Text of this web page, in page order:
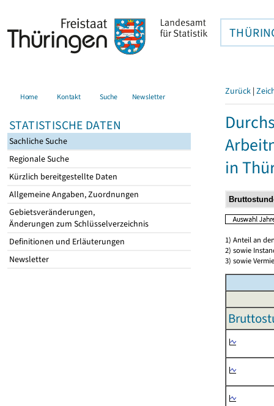
Home Kontakt Suche Newsletter
STATISTISCHE DATEN
Sachliche Suche
Regionale Suche
Kürzlich bereitgestellte Daten
Allgemeine Angaben, Zuordnungen
Gebietsveränderungen,
Änderungen zum Schlüsselverzeichnis
Definitionen und Erläuterungen
Newsletter
Zurück |
in
1) Anteil an
2) sowie
3) sowie